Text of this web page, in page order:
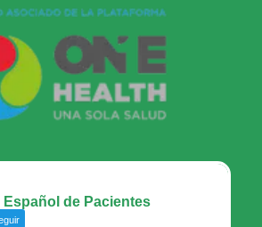
Español de Pacientes